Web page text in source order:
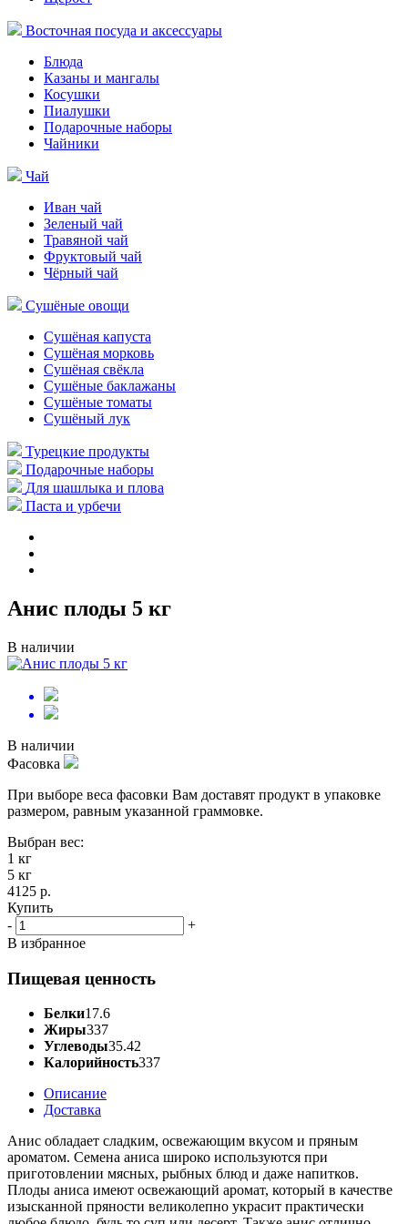
Восточная посуда и аксессуары
Блюда
Казаны и мангалы
Косушки
Пиалушки
Подарочные наборы
Чайники
Чай
Иван чай
Зеленый чай
Травяной чай
Фруктовый чай
Чёрный чай
Сушёные овощи
Сушёная капуста
Сушёная морковь
Сушёная свёкла
Сушёные баклажаны
Сушёные томаты
Сушёный лук
Турецкие продукты
Подарочные наборы
Для шашлыка и плова
Паста и урбечи
Анис плоды 5 кг
В наличии
В наличии
Фасовка
При выборе веса фасовки Вам доставят продукт в упаковке
размером, равным указанной граммовке.
Выбран вес:
1 кг
5 кг
4125 р.
Купить
-
+
В избранное
Пищевая ценность
Белки17.6
Жиры337
Углеводы35.42
Калорийность337
Описание
Доставка
Анис обладает сладким, освежающим вкусом и пряным
ароматом. Семена аниса широко используются при
приготовлении мясных, рыбных блюд и даже напитков.
Плоды аниса имеют освежающий аромат, который в качестве
изысканной пряности великолепно украсит практически